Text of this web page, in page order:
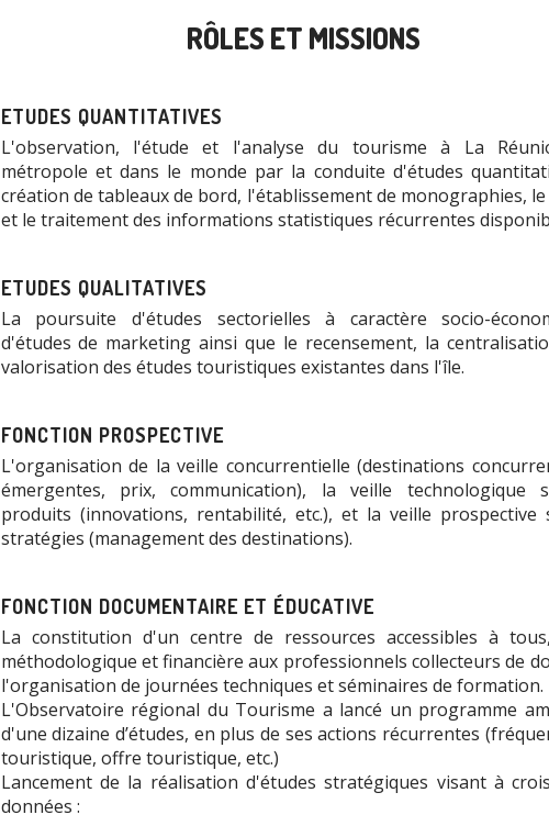
RÔLES ET MISSIONS
ETUDES QUANTITATIVES
L'observation, l'étude et l'analyse du tourisme à La
métropole et dans le monde par la conduite d'études
création de tableaux de bord, l'établissement de monographies,
et le traitement des informations statistiques récurrentes
ETUDES QUALITATIVES
La poursuite d'études sectorielles à caractère socio-
d'études de marketing ainsi que le recensement, la
valorisation des études touristiques existantes dans l'île.
FONCTION PROSPECTIVE
L'organisation de la veille concurrentielle (destinations
émergentes, prix, communication), la veille technologique
produits (innovations, rentabilité, etc.), et la veille prospective
stratégies (management des destinations).
FONCTION DOCUMENTAIRE ET ÉDUCATIVE
La constitution d'un centre de ressources accessibles à
méthodologique et financière aux professionnels collecteurs de
l'organisation de journées techniques et séminaires de formation.
L'Observatoire régional du Tourisme a lancé un programme
d'une dizaine d’études, en plus de ses actions récurrentes
touristique, offre touristique, etc.)
Lancement de la réalisation d'études stratégiques visant à
données :